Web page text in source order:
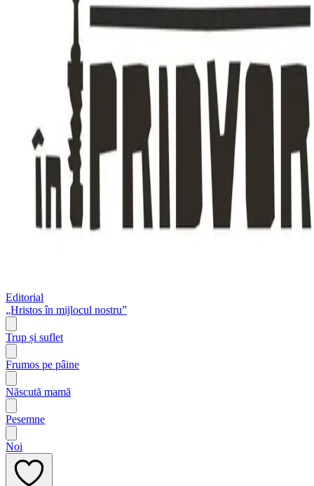
Editorial
„Hristos în mijlocul nostru”
Trup și suflet
Frumos pe pâine
Născută mamă
Pesemne
Noi